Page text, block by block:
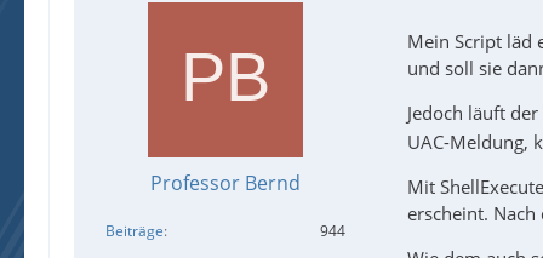
Professor Bernd
Beiträge 944
Mein Script läd
und soll sie
Jedoch läuft
UAC-Meldung,
Mit
erscheint.